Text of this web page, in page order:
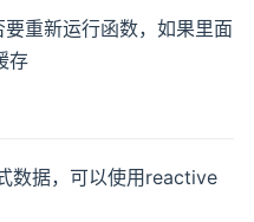
重新运行函数，如果里面
存
数据，可以使用reactive